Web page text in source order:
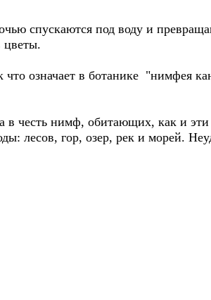
спускаются под воду и
цветы.
означает в ботанике "нимфея
честь нимф, обитающих, как и эти
лесов, гор, озер, рек и морей.